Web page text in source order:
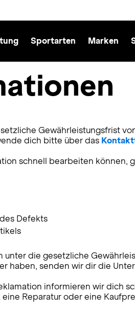
Sportarten Marken
Gewährleistungsfrist
dich bitte über das
schnell bearbeiten können,
Defekts
unter die gesetzliche
haben, senden wir dir die
informieren wir dich
Reparatur oder eine